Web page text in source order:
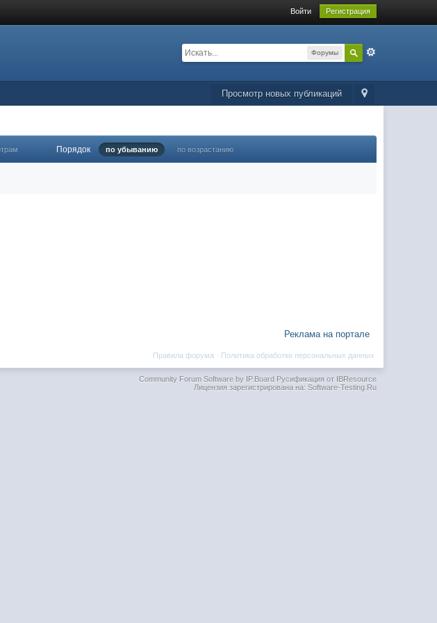
Войти Регистрация
Форумы
Просмотр новых публикаций
Порядок по убыванию по возрастанию
Реклама на портале
Политика обработки персональных данных
Правила форума ·
Community Forum Software by IP.BoardРусификация от IBResource
Лицензия зарегистрирована на: Software-Testing.Ru